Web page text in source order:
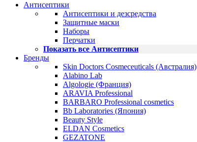
Антисептики
Антисептики и дезсредства
Защитные маски
Наборы
Перчатки
Показать все Антисептики
Бренды
Skin Doctors Cosmeceuticals (Австралия)
Alabino Lab
Algologie (Франция)
ARAVIA Professional
BARBARO Professional cosmetics
Bb Laboratories (Япония)
Beauty Style
ELDAN Cosmetics
GEZATONE